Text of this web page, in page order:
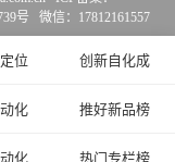
位 创新自化成
化 推好新品榜
化 热门专栏榜
号 微信：17812161557